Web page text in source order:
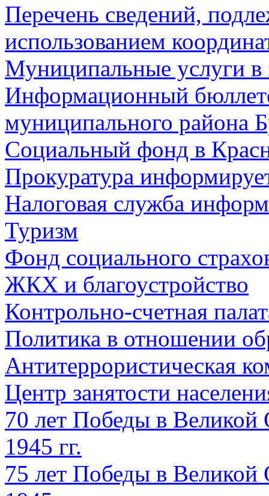
Перечень сведений,
использованием
Муниципальные услуги в
Информационный
муниципального района
Социальный фонд в
Прокуратура
Налоговая служба
Туризм
Фонд социального
ЖКХ и благоустройство
Контрольно-счетная
Политика в отношении
Антитеррористическая
Центр занятости
70 лет Победы в Великой
1945 гг.
75 лет Победы в Великой